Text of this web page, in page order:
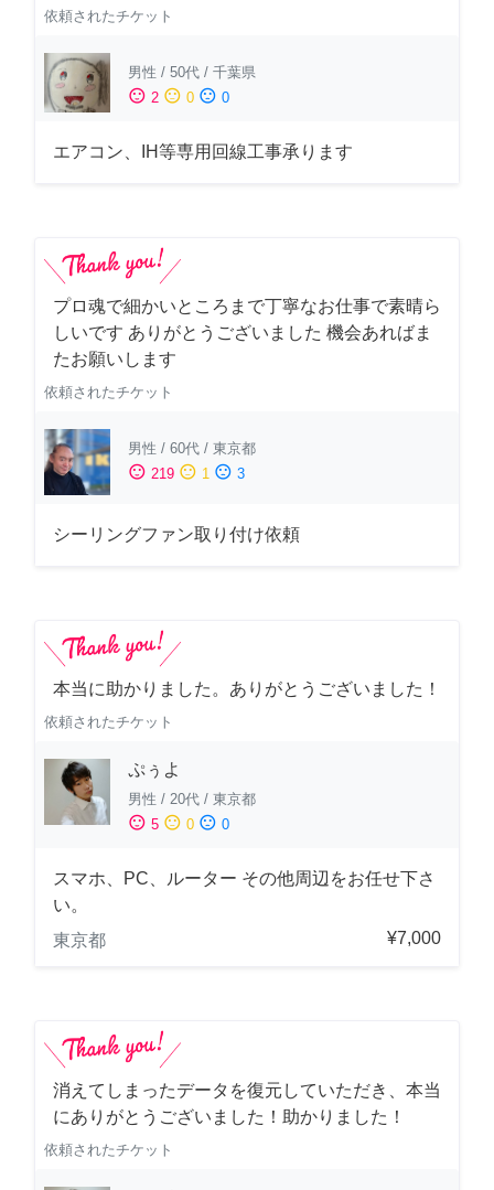
依頼されたチケット
男性 / 50代 / 千葉県
sentiment_satisfied 2 sentiment_neutral 0 sentiment_dissatisfied 0
エアコン、IH等専用回線工事承ります
プロ魂で細かいところまで丁寧なお仕事で素晴ら
しいです ありがとうございました 機会あればま
たお願いします
依頼されたチケット
男性 / 60代 / 東京都
sentiment_satisfied 219 sentiment_neutral 1 sentiment_dissatisfied 3
シーリングファン取り付け依頼
本当に助かりました。ありがとうございました！
依頼されたチケット
ぷぅよ
男性 / 20代 / 東京都
sentiment_satisfied 5 sentiment_neutral 0 sentiment_dissatisfied 0
スマホ、PC、ルーター その他周辺をお任せ下さ
い。
東京都
¥7,000
消えてしまったデータを復元していただき、本当
にありがとうございました！助かりました！
依頼されたチケット